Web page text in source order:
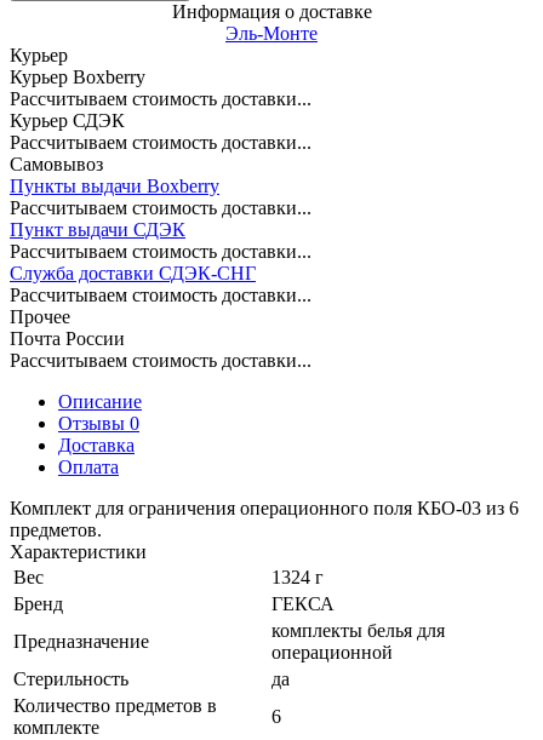
Информация о доставке
Эль-Монте
Курьер
Курьер Boxberry
Рассчитываем стоимость доставки...
Курьер СДЭК
Рассчитываем стоимость доставки...
Самовывоз
Пункты выдачи Boxberry
Рассчитываем стоимость доставки...
Пункт выдачи СДЭК
Рассчитываем стоимость доставки...
Служба доставки СДЭК-СНГ
Рассчитываем стоимость доставки...
Прочее
Почта России
Рассчитываем стоимость доставки...
Описание
Отзывы 0
Доставка
Оплата
Комплект для ограничения операционного поля КБО-03 из 6
предметов.
Характеристики
Вес
1324 г
Бренд
ГЕКСА
Предназначение
комплекты белья для
операционной
Стерильность
да
Количество предметов в
комплекте
6